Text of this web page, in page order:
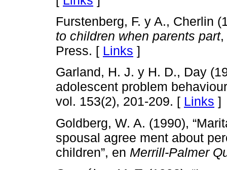
Furstenberg, F. y A., Cherlin
to children when parents part,
Press. [ Links ]
Garland, H. J. y H. D., Day
adolescent problem
vol. 153(2), 201-209. [ Links ]
Goldberg, W. A. (1990),
spousal agree ment about
children”, en Merrill-Palmer